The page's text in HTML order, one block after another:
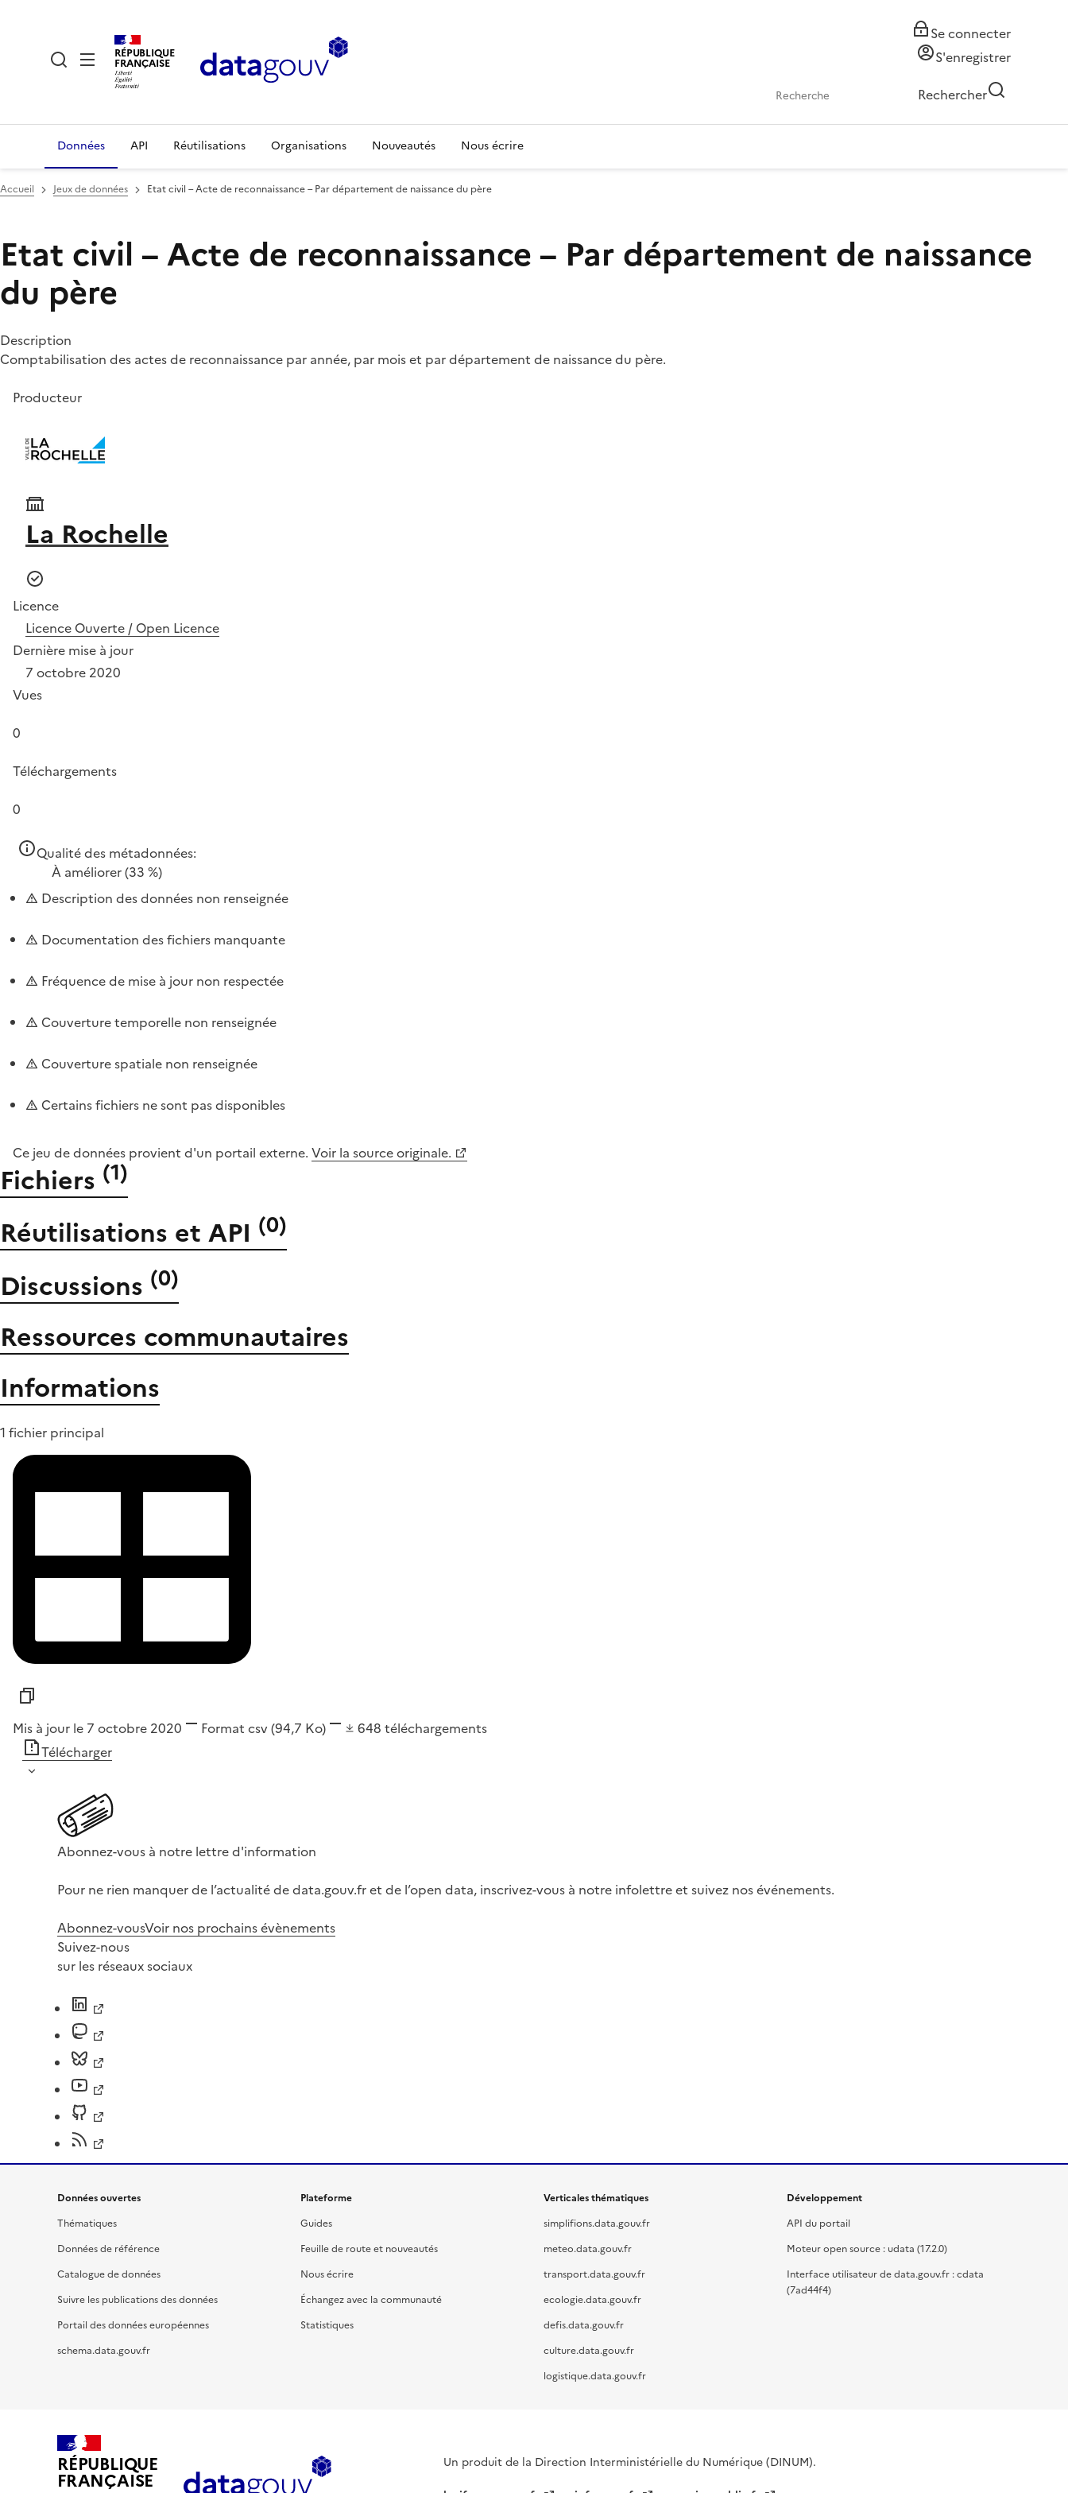
RÉPUBLIQUE
FRANÇAISE
Se connecter
S'enregistrer
Rechercher
Données API Réutilisations Organisations Nouveautés Nous écrire
Accueil Jeux de données Etat civil – Acte de reconnaissance – Par département de naissance du père
Etat civil – Acte de reconnaissance – Par département de naissance
du père
Description
Comptabilisation des actes de reconnaissance par année, par mois et par département de naissance du père.
Producteur
La Rochelle
Licence
Licence Ouverte / Open Licence
Dernière mise à jour
7 octobre 2020
Vues
0
Téléchargements
0
Qualité des métadonnées:
À améliorer(33 %)
Description des données non renseignée
Documentation des fichiers manquante
Fréquence de mise à jour non respectée
Couverture temporelle non renseignée
Couverture spatiale non renseignée
Certains fichiers ne sont pas disponibles
Ce jeu de données provient d'un portail externe. Voir la source originale.
Fichiers (1)
Réutilisations et API (0)
Discussions (0)
Ressources communautaires
Informations
1 fichier principal
Mis à jour le 7 octobre 2020 Format csv(94,7 Ko) 648 téléchargements
Télécharger
Abonnez-vous à notre lettre d'information
Pour ne rien manquer de l’actualité de data.gouv.fr et de l’open data, inscrivez-vous à notre infolettre et suivez nos événements.
Abonnez-vousVoir nos prochains évènements
Suivez-nous
sur les réseaux sociaux
Données ouvertes
Thématiques
Données de référence
Catalogue de données
Suivre les publications des données
Portail des données européennes
schema.data.gouv.fr
Plateforme
Guides
Feuille de route et nouveautés
Nous écrire
Échangez avec la communauté
Statistiques
Verticales thématiques
simplifions.data.gouv.fr
meteo.data.gouv.fr
transport.data.gouv.fr
ecologie.data.gouv.fr
defis.data.gouv.fr
culture.data.gouv.fr
logistique.data.gouv.fr
Développement
API du portail
Moteur open source : udata (17.2.0)
Interface utilisateur de data.gouv.fr : cdata
(7ad44f4)
RÉPUBLIQUE
FRANÇAISE
Un produit de la Direction Interministérielle du Numérique (DINUM).